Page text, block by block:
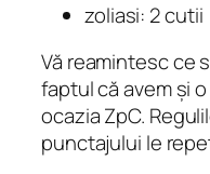
zoliasi: 2 cutii
Vă reamintesc ce
faptul că avem și
ocazia ZpC.
punctajului le